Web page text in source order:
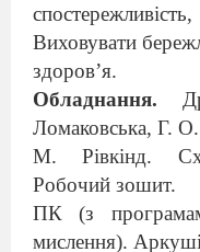
Виховувати
здоров’я.
Обладнання.
Ломаковська, Г.
М. Рівкінд.
Робочий зошит.
ПК (з
мислення).